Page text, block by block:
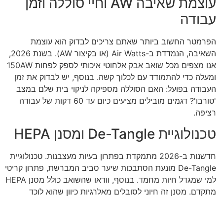
עבודה
הפרמטר החשוב ביותר שאתם צריכים לבדוק הוא עוצמת
השאיבה, הנמדדת ב-Air Watts (או בקיצור AW). בשנת 2026,
אנו מצפים מכל שואב אבק אלחוטי איכותי לספק לפחות 150AW
ומעלה כדי להתמודד עם לכלוך קשה. בנוסף, יש לבדוק את זמן
העבודה בפועל: האם הסוללה מספיקה לניקוי בית שלם במצב
'טורבו'? דגמים מובילים מציעים כיום עד 60 דקות של עבודה
רציפה.
טכנולוגיית De-Tangle ומסנן HEPA
חדשנות ב-2026 מתמקדת בפתרון בעיות מעצבנות. טכנולוגיית
De-Tangle מונעת הסתבכות שיער סביב המברשת, פתרון קריטי
למי שמגדל חיות מחמד. בנוסף, וודאו שהשואב כולל מסנן HEPA
מתקדם. מסנן זה חיוני לסובלים מאלרגיות כיוון שהוא לוכד